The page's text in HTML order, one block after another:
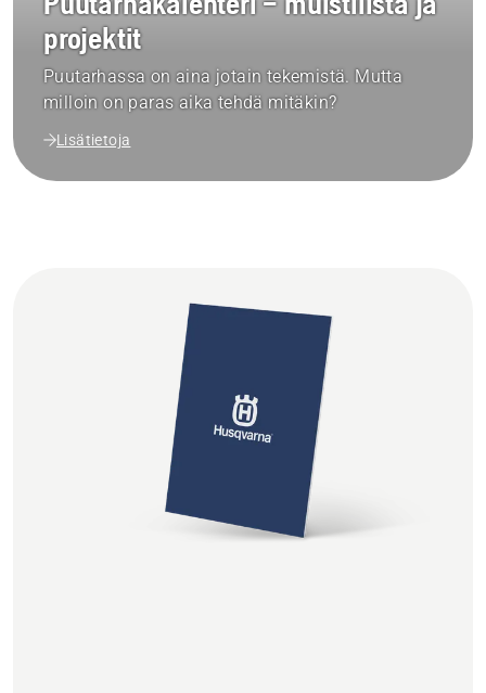
projektit
Puutarhassa on aina jotain tekemistä. Mutta
milloin on paras aika tehdä mitäkin?
Lisätietoja